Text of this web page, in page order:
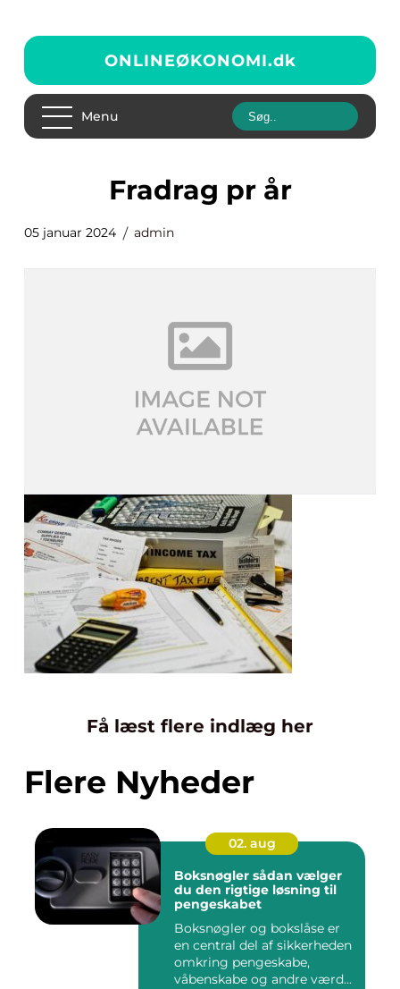
ONLINEØKONOMI.dk
Menu
fradrag pr år
05 januar 2024 admin
Få læst flere indlæg her
Flere Nyheder
02. aug
Boksnøgler sådan vælger
du den rigtige løsning til
pengeskabet
Boksnøgler og bokslåse er
en central del af sikkerheden
omkring pengeskabe,
våbenskabe og andre værd...